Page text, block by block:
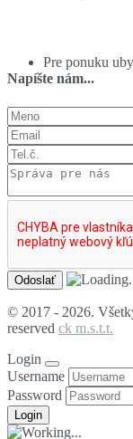
Pre ponuku
Napíšte nám...
© 2017 - 2026.
reserved ck m.s.t.t.
Login
Username
Password